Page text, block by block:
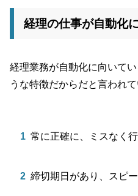
経理の仕事が自動化
経理業務が自動化に向いて
うな特徴だからだと言われて
常に正確に、ミスなく
締切期日があり、スピ